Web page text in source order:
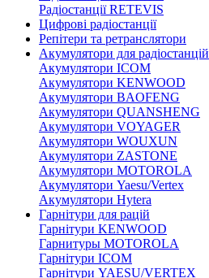
Радіостанції RETEVIS
Цифрові радіостанції
Репітери та ретранслятори
Акумулятори для радіостанцій
Акумулятори ICOM
Акумулятори KENWOOD
Акумулятори BAOFENG
Акумулятори QUANSHENG
Акумулятори VOYAGER
Акумулятори WOUXUN
Акумулятори ZASTONE
Акумулятори MOTOROLA
Акумулятори Yaesu/Vertex
Акумулятори Hytera
Гарнітури для рацій
Гарнітури KENWOOD
Гарнитуры MOTOROLA
Гарнітури ICOM
Гарнітури YAESU/VERTEX